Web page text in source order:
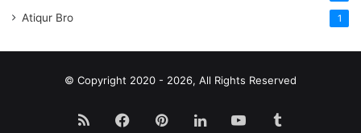
Atiqur Bro 1
© Copyright 2020 - 2026, All Rights Reserved
RSS Facebook
PinterestLinkedInYouTubeTumblr